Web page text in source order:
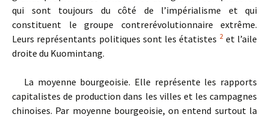
qui sont toujours du côté de l’impérialisme et qui
constituent le groupe contrerévolutionnaire extrême.
Leurs représentants politiques sont les étatistes 2 et l’aile
droite du Kuomintang.
La moyenne bourgeoisie. Elle représente les rapports
capitalistes de production dans les villes et les campagnes
chinoises. Par moyenne bourgeoisie, on entend surtout la